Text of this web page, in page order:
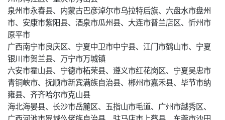
泉州市永春县、内蒙古巴彦淖尔市乌拉特后旗、六盘水市盘州
市、安康市紫阳县、酒泉市瓜州县、大连市普兰店区、忻州市
原平市
广西南宁市良庆区、宁夏中卫市中宁县、江门市鹤山市、宁夏
银川市贺兰县、万宁市万城镇
六安市霍山县、宁德市柘荣县、遵义市红花岗区、宁夏吴忠市
青铜峡市、抚顺市新宾满族自治县、郴州市嘉禾县、毕节市纳
雍县、齐齐哈尔市克山县
海北海晏县、长沙市岳麓区、五指山市毛道、广州市越秀区、